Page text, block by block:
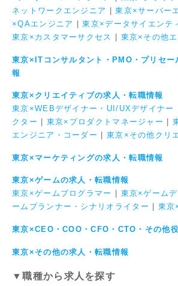
ネットワークエンジニア
|東京×サーバー
×QAエンジニア
|東京×データサイエンテ
東京×カスタマーサクセス
東京×その他
東京×ITコンサルタント・PMO・プリセー
報
東京×クリエイティブの求人・転職情報
東京×WEBデザイナー・UI/UXデザイナー
クター
東京×プロダクトマネージャー
エンジニア・コーダー
東京×その他クリ
東京×マーケティングの求人・転職情報
東京×ゲームの求人・転職情報
東京×ゲームプログラマー
東京×ゲーム
ームプランナー・シナリオライター
東京
東京×CEO・COO・CFO・CTO・その他
東京×その他の求人・転職情報
▼職種から求人を探す